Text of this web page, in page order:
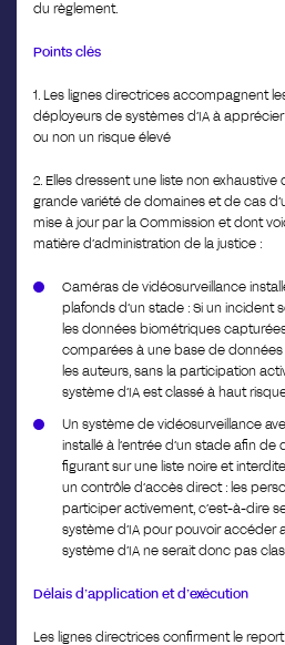
du règlement.
Points clés
1. Les lignes directrices accompagnent
déployeurs de systèmes d’IA à
ou non un risque élevé
2. Elles dressent une liste non exhaustive
grande variété de domaines et de cas
mise à jour par la Commission et dont
matière d’administration de la justice :
Caméras de vidéosurveillance
plafonds d’un stade : Si un incident
les données biométriques
comparées à une base de données
les auteurs, sans la participation
système d’IA est classé à haut
Un système de vidéosurveillance
installé à l’entrée d’un stade afin
figurant sur une liste noire et
un contrôle d’accès direct : les
participer activement, c’est-à-dire
système d’IA pour pouvoir accéder
système d’IA ne serait donc pas
Délais d’application et d’exécution
Les lignes directrices confirment le